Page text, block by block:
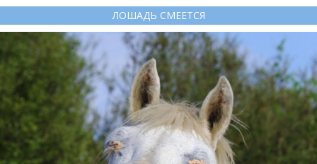
ЛОШАДЬ СМЕЕТСЯ